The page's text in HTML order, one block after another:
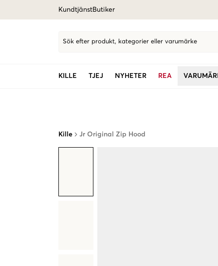
KundtjänstButiker
Sök efter produkt, kategorier eller varumärke
KILLE TJEJ NYHETER REA
Kille Jr Original Zip Hood